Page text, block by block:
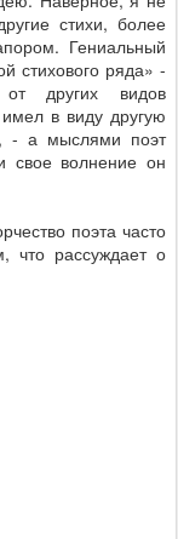
стихи, более
Гениальный
стихового ряда» -
других видов
в виду другую
- а мыслями поэт
свое волнение он
поэта часто
что рассуждает о